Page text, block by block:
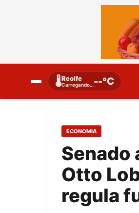
🌡️Recife
Carregando…--°C
ECONOMIA
Senado
Otto
regula